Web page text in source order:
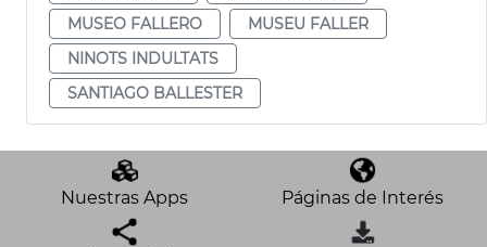
MUSEO FALLERO
MUSEU FALLER
NINOTS INDULTATS
SANTIAGO BALLESTER
Nuestras Apps Páginas de Interés